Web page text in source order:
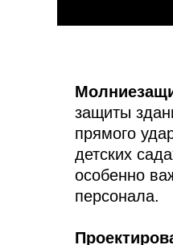
защиты
прямого
детских
особенно
персонала.